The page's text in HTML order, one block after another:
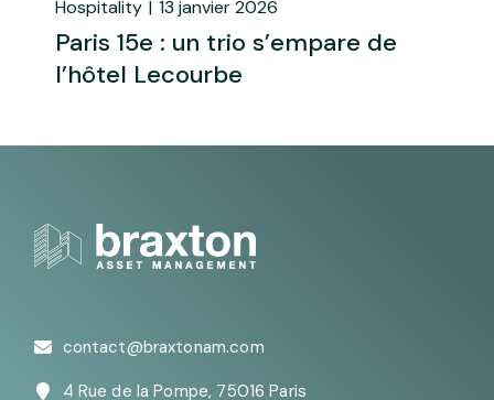
Logements 13 janvier 2026
Paris 17e : Braxton AM signe le
109 rue Cardinet
contact@braxtonam.com
4 Rue de la Pompe, 75016 Paris